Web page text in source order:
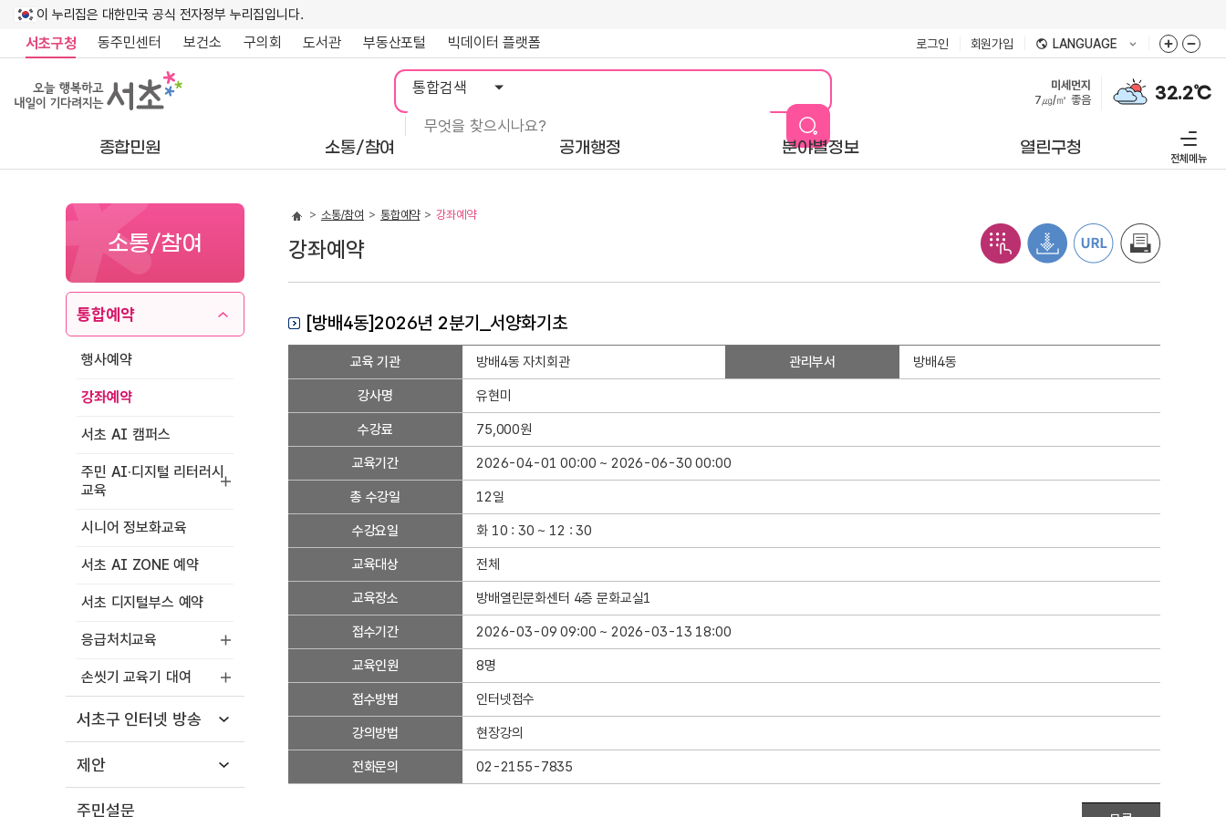
이 누리집은 대한민국 공식 전자정부 누리집입니다.
서초구청 동주민센터 보건소 구의회 도서관 부동산포털 빅데이터 플랫폼 로그인 회원가입 LANGUAGE
통
합
검
색
미세먼지
7㎍/㎥ 좋음 32.2℃
종합민원 소통/참여 공개행정 분야별정보 열린구청
전체메뉴
소통/참여
통합예약
행사예약
강좌예약
서초 AI 캠퍼스
주민 AI·디지털 리터러시
교육
시니어 정보화교육
서초 AI ZONE 예약
서초 디지털부스 예약
응급처치교육
손씻기 교육기 대여
서초구 인터넷 방송
제안
주민설문
소통/참여 통합예약 강좌예약
강좌예약
[방배4동]2026년 2분기_서양화기초
좌
세
교육 기관 방배4동 자치회관 관리부서 방배4동
강사명 유현미
수강료 75,000원
교육기간 2026-04-01 00:00 ~ 2026-06-30 00:00
총 수강일 12일
수강요일 화 10 : 30 ~ 12 : 30
교육대상 전체
교육장소 방배열린문화센터 4층 문화교실1
접수기간 2026-03-09 09:00 ~ 2026-03-13 18:00
교육인원 8명
접수방법 인터넷접수
강의방법 현장강의
전화문의 02-2155-7835